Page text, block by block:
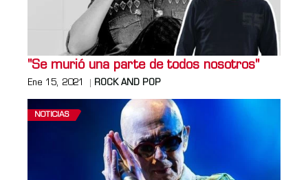
"Se murió una parte de todos nosotros"
Ene 15, 2021 ROCK AND POP
NOTICIAS